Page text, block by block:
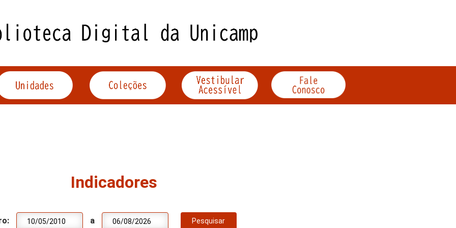
Indicadores
a